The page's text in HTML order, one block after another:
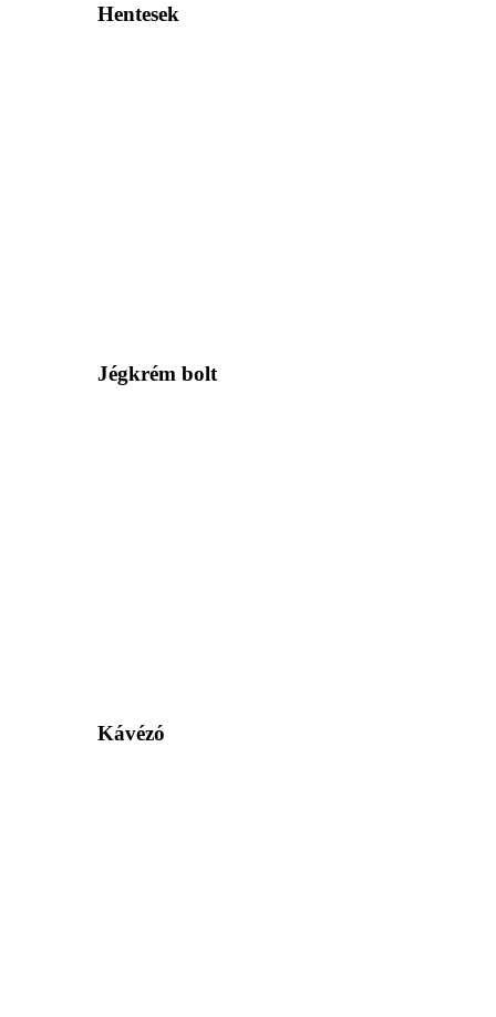
Hentesek
Jégkrém bolt
Kávézó